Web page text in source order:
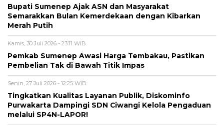
Bupati Sumenep Ajak ASN dan Masyarakat
Semarakkan Bulan Kemerdekaan dengan Kibarkan
Merah Putih
Kamis, 30 Juli 2026 - 23:11 WIB
Pemkab Sumenep Awasi Harga Tembakau, Pastikan
Pembelian Tak di Bawah Titik Impas
Senin, 27 Juli 2026 - 12:25 WIB
Tingkatkan Kualitas Layanan Publik, Diskominfo
Purwakarta Dampingi SDN Ciwangi Kelola Pengaduan
melalui SP4N-LAPOR!